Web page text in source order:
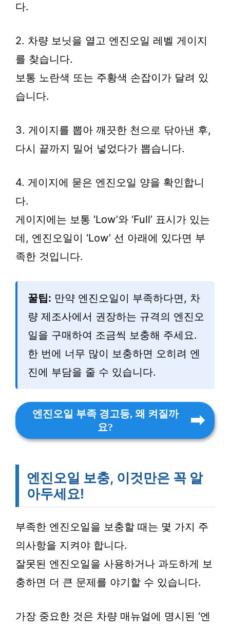
다.
2. 차량 보닛을 열고 엔진오일 레벨 게이지
를 찾습니다.
보통 노란색 또는 주황색 손잡이가 달려 있
습니다.
3. 게이지를 뽑아 깨끗한 천으로 닦아낸 후,
다시 끝까지 밀어 넣었다가 뽑습니다.
4. 게이지에 묻은 엔진오일 양을 확인합니
다.
게이지에는 보통 ‘Low’와 ‘Full’ 표시가 있는
데, 엔진오일이 ‘Low’ 선 아래에 있다면 부
족한 것입니다.
꿀팁: 만약 엔진오일이 부족하다면, 차
량 제조사에서 권장하는 규격의 엔진오
일을 구매하여 조금씩 보충해 주세요.
한 번에 너무 많이 보충하면 오히려 엔
진에 부담을 줄 수 있습니다.
엔진오일 부족 경고등, 왜 켜질까
요?
엔진오일 보충, 이것만은 꼭 알
아두세요!
부족한 엔진오일을 보충할 때는 몇 가지 주
의사항을 지켜야 합니다.
잘못된 엔진오일을 사용하거나 과도하게 보
충하면 더 큰 문제를 야기할 수 있습니다.
가장 중요한 것은 차량 매뉴얼에 명시된 ‘엔